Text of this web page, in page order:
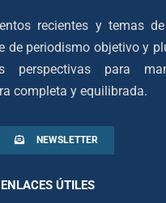
recientes y temas
de periodismo objetivo y
perspectivas para
completa y equilibrada.
NEWSLETTER
ENLACES ÚTILES